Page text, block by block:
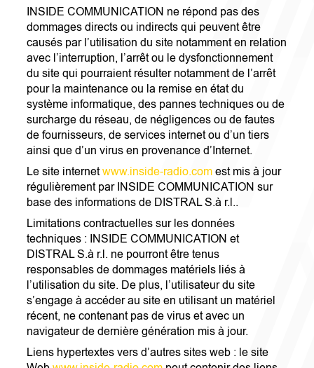
INSIDE COMMUNICATION ne répond pas des
dommages directs ou indirects qui peuvent être
causés par l’utilisation du site notamment en relation
avec l’interruption, l’arrêt ou le dysfonctionnement
du site qui pourraient résulter notamment de l’arrêt
pour la maintenance ou la remise en état du
système informatique, des pannes techniques ou de
surcharge du réseau, de négligences ou de fautes
de fournisseurs, de services internet ou d’un tiers
ainsi que d’un virus en provenance d’Internet.
Le site internetwww.inside-radio.comest mis à jour
régulièrement par INSIDE COMMUNICATION sur
base des informations de DISTRAL S.à r.l..
Limitations contractuelles sur les données
techniques : INSIDE COMMUNICATION et
DISTRAL S.à r.l. ne pourront être tenus
responsables de dommages matériels liés à
l’utilisation du site. De plus, l’utilisateur du site
s’engage à accéder au site en utilisant un matériel
récent, ne contenant pas de virus et avec un
navigateur de dernière génération mis à jour.
Liens hypertextes vers d’autres sites web : le site